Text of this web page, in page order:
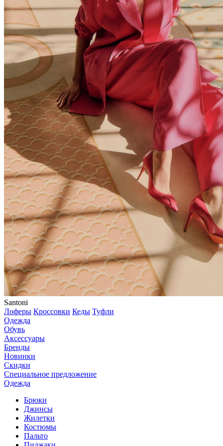
Santoni
Лоферы Кроссовки Кеды Туфли
Одежда
Обувь
Аксессуары
Бренды
Новинки
Скидки
Специальное предложение
Одежда
Брюки
Джинсы
Жилетки
Костюмы
Пальто